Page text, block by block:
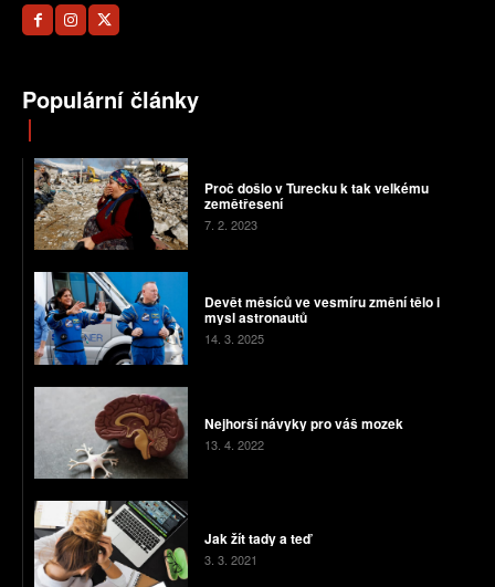
Populární články
Proč došlo v Turecku k tak velkému
zemětřesení
7. 2. 2023
Devět měsíců ve vesmíru změní tělo i
mysl astronautů
14. 3. 2025
Nejhorší návyky pro váš mozek
13. 4. 2022
Jak žít tady a teď
3. 3. 2021